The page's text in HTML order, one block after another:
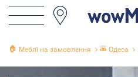
🏠 Меблі на замовлення 🌇 Одеса